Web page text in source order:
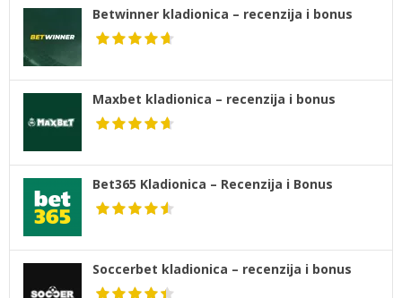
Betwinner kladionica – recenzija i bonus
Maxbet kladionica – recenzija i bonus
Bet365 Kladionica – Recenzija i Bonus
Soccerbet kladionica – recenzija i bonus